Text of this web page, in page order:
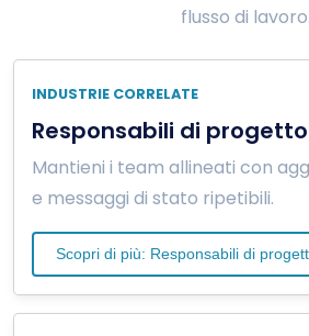
flusso di lavoro.
INDUSTRIE CORRELATE
Responsabili di progetto
Mantieni i team allineati con
e messaggi di stato ripetibili.
Scopri di più: Responsabili di